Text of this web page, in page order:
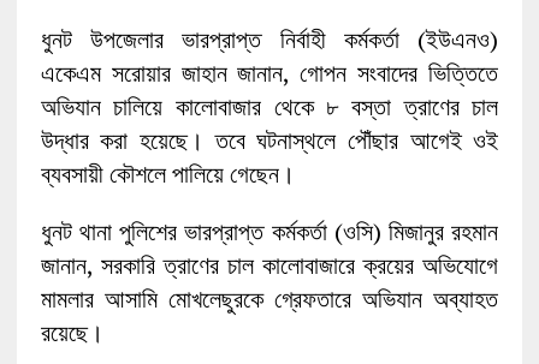
ধুনট উপজেলার ভারপ্রাপ্ত নির্বাহী কর্মকর্তা (ইউএনও)
একেএম সরোয়ার জাহান জানান, গোপন সংবাদের ভিত্তিতে
অভিযান চালিয়ে কালোবাজার থেকে ৮ বস্তা ত্রাণের চাল
উদ্ধার করা হয়েছে। তবে ঘটনাস্থলে পৌঁছার আগেই ওই
ব্যবসায়ী কৌশলে পালিয়ে গেছেন।
ধুনট থানা পুলিশের ভারপ্রাপ্ত কর্মকর্তা (ওসি) মিজানুর রহমান
জানান, সরকারি ত্রাণের চাল কালোবাজারে ক্রয়ের অভিযোগে
মামলার আসামি মোখলেছুরকে গ্রেফতারে অভিযান অব্যাহত
রয়েছে।